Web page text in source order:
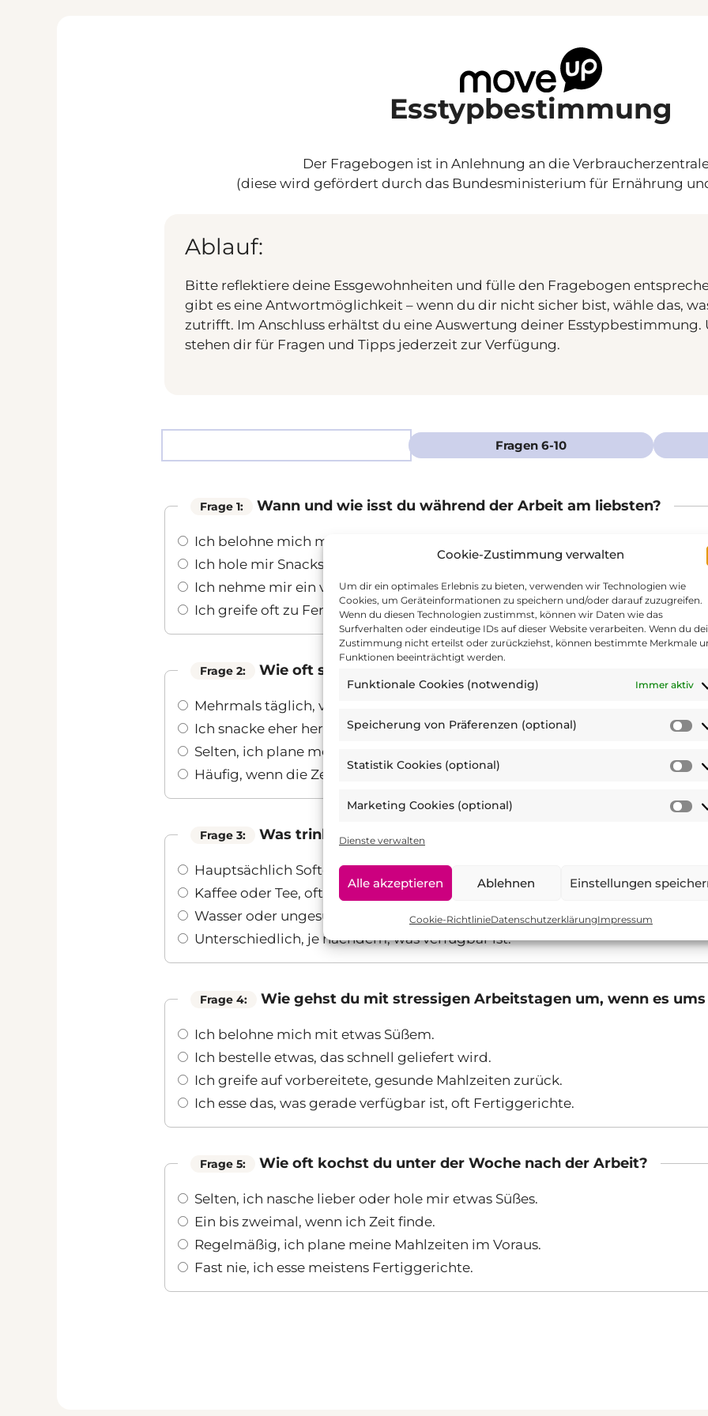
Cookie-Zustimmung verwalten
Um dir ein optimales Erlebnis zu bieten, verwenden wir Technologien wie
Cookies, um Geräteinformationen zu speichern und/oder darauf zuzugreifen.
Wenn du diesen Technologien zustimmst, können wir Daten wie das
Surfverhalten oder eindeutige IDs auf dieser Website verarbeiten. Wenn du
Zustimmung nicht erteilst oder zurückziehst, können bestimmte Merkmale
Funktionen beeinträchtigt werden.
Funktionale Cookies (notwendig) Immer aktiv
Speicherung von Präferenzen (optional)
Statistik Cookies (optional)
Marketing Cookies (optional)
Dienste verwalten
Alle akzeptieren Ablehnen Einstellungen
Cookie-RichtlinieDatenschutzerklärungImpressum
Esstypbestimmung
Der Fragebogen ist in Anlehnung an die
(diese wird gefördert durch das Bundesministerium für Ernährung
Ablauf:
Bitte reflektiere deine Essgewohnheiten und fülle den Fragebogen
gibt es eine Antwortmöglichkeit – wenn du dir nicht sicher bist, wähle das,
zutrifft. Im Anschluss erhältst du eine Auswertung deiner Esstypbestimmung.
stehen dir für Fragen und Tipps jederzeit zur Verfügung.
Fragen 6-10
Frage 1: Wann und wie isst du während der Arbeit am liebsten?
Ich belohne mich mit etwas Süßem, z. B. Schokolade oder Gebäck.
Ich hole mir Snacks oder Mahlzeiten aus dem Café oder Imbiss.
Ich nehme mir ein vollwertiges, selbstgekochtes Essen mit.
Ich greife oft zu Fertiggerichten oder Lieferservices.
Frage 2: Wie oft snackst du während der Arbeitszeit?
Mehrmals täglich, vor allem Süßes wie Schokolade oder Gummibärchen.
Ich snacke eher herzhafte Snacks, z. B. Chips oder Sandwiches.
Selten, ich plane meine Mahlzeiten gut und bleibe satt.
Häufig, wenn die Zeit knapp ist, greife ich zu schnellen Snacks.
Frage 3: Was trinkst du typischerweise während der Arbeit?
Hauptsächlich Softdrinks, Säfte oder Energydrinks.
Kaffee oder Tee, oft mit Zucker/Milch.
Wasser oder ungesüßte Tees.
Unterschiedlich, je nachdem, was verfügbar ist.
Frage 4: Wie gehst du mit stressigen Arbeitstagen um, wenn es ums
Ich belohne mich mit etwas Süßem.
Ich bestelle etwas, das schnell geliefert wird.
Ich greife auf vorbereitete, gesunde Mahlzeiten zurück.
Ich esse das, was gerade verfügbar ist, oft Fertiggerichte.
Frage 5: Wie oft kochst du unter der Woche nach der Arbeit?
Selten, ich nasche lieber oder hole mir etwas Süßes.
Ein bis zweimal, wenn ich Zeit finde.
Regelmäßig, ich plane meine Mahlzeiten im Voraus.
Fast nie, ich esse meistens Fertiggerichte.